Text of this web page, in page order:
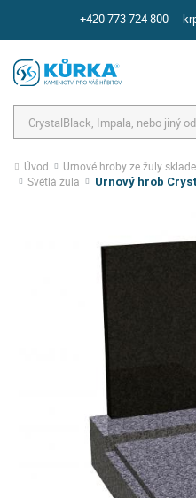
+420 773 724 800
Úvod Urnové hroby ze žuly
Světlá žula
Urnový hrob